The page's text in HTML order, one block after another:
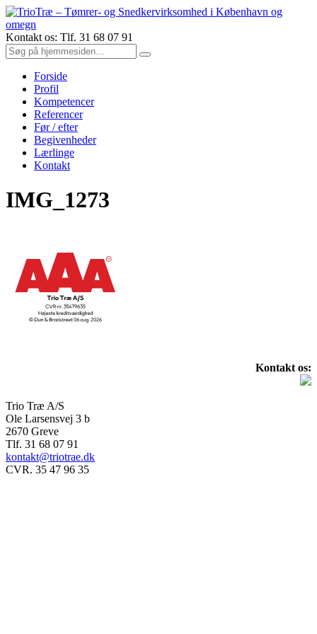
Kontakt os: Tlf. 31 68 07 91
Forside
Profil
Kompetencer
Referencer
Før / efter
Begivenheder
Lærlinge
Kontakt
IMG_1273
Kontakt os:
Trio Træ A/S
Ole Larsensvej 3 b
2670 Greve
Tlf. 31 68 07 91
kontakt@triotrae.dk
CVR. 35 47 96 35